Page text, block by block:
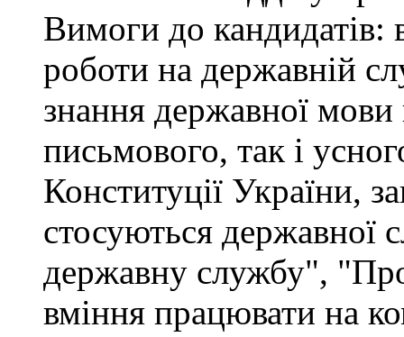
Вимоги до
роботи на державній
знання державної мови
письмового, так і
Конституції України,
стосуються
державну службу",
вміння працювати на